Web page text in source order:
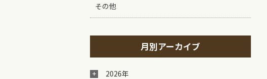
その他
月別アーカイブ
2026年